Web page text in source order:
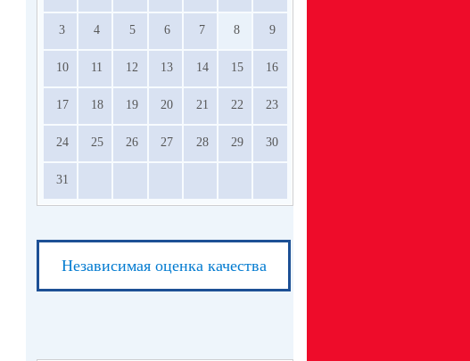
3 4 5 6 7 8 9
10 11 12 13 14 15 16
17 18 19 20 21 22 23
24 25 26 27 28 29 30
31
Независимая оценка качества